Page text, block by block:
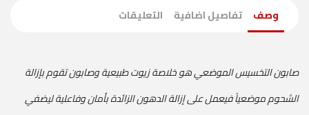
وصف تفاصيل اضافية التعليقات
صابون التخسيس الموضعي هو خلاصة زيوت طبيعية وصابون تقوم بإزالة
الشحوم موضعياً فيعمل على إزالة الدهون الزائدة بأمان وفاعلية ليضفي